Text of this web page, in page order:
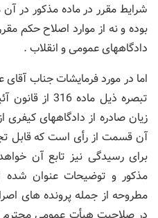
شرایط مقرر در ماده مذكور در
دادگاههای عمومی و انقلاب .
اما در مورد فرمایشات جناب
تبصره ذیل ماده
زیان صادره از دادگاههای كیفری
آن قسمت از رأی است كه قابل
برای رسیدگی نیز تابع آن
مذكور و توضیحات عنوان شده
مطروحه از جمله پرونده های